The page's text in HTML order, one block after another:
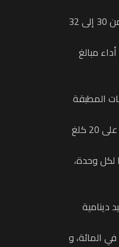
ومن أجل تحسين تمويل الجماعات الترابية، قال السيد لقجع إنه تم الرفع من الحد الأدنى لحصيلة الضريبة على القيمة المضافة المخصصة لميزانيات الجماعات الترابية من 30 إلى 32
عند عدم أداء مبالغ
المطبقة
وفي ما يهم تعريفة الرسوم الجمركية، لفت الوزير إلى أن التعديلات همت أساسا تخفيض رسم الاستيراد المطبق على عسل المائدة المعبأ في عبوات يزيد وزن محتواها على 20 كلغ
همّت إحداث ضريبة داخلية على الاستهلاك على السجائر الإلكترونية غير القابلة للتعبئة بمقدار 50 درهما لكل وحدة،
و”توطيد دينامية
وبخصوص الفرضيات المرتقبة، قال الوزير إن الحكومة تهدف إلى تحقيق نمو اقتصادي يقدر بـ 4.6 في المائة وذلك بناء على فرضيات استقرار معدل التضخم في حدود 2 في المائة، و